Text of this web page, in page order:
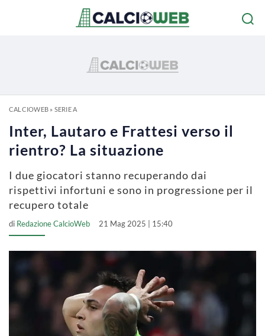
CALCIOWEB» SERIE A
Inter, Lautaro e Frattesi verso il
rientro? La situazione
I due giocatori stanno recuperando dai
rispettivi infortuni e sono in progressione per il
recupero totale
di Redazione CalcioWeb 21 Mag 2025 | 15:40